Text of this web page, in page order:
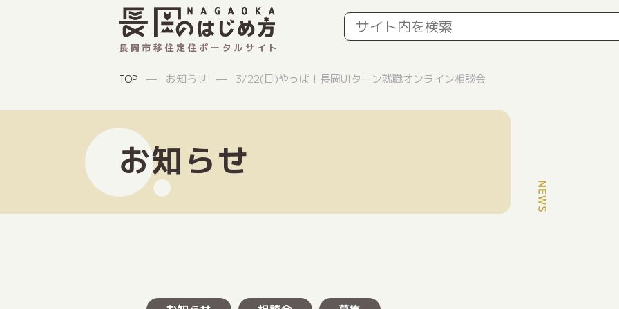
長岡市移住定住ポータルサイト
TOP お知らせ 3/22(日)やっぱ！長岡UIターン就職オンライン相談会
お知らせ